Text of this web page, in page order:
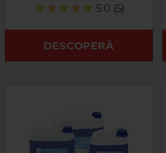
termice
5.0 (5)
DESCOPERĂ